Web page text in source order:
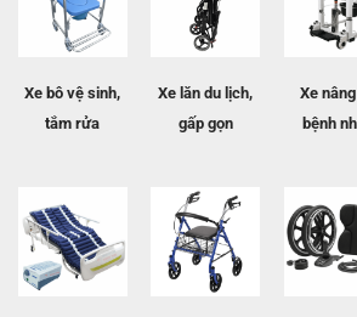
Xe bô vệ sinh,
tắm rửa
Xe lăn du lịch,
gấp gọn
Xe
bệnh